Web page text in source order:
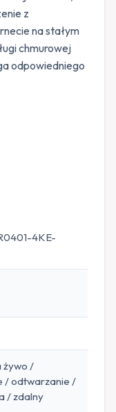
z
na stałym
chmurowej
odpowiedniego
4KE-
żywo /
/ odtwarzanie /
/ zdalny